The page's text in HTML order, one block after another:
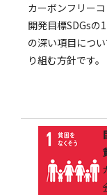
カーボンフリー
開発目標SDGsの
の深い項目につ
り組む方針です。